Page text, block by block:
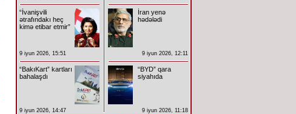
“İvanişvili
ətrafındakı heç
kimə etibar etmir”
9 iyun 2026, 15:51
“BakıKart” kartları
bahalaşdı
9 iyun 2026, 14:47
İran yenə
hədələdi
9 iyun 2026, 12:11
“BYD” qara
siyahıda
9 iyun 2026, 11:18